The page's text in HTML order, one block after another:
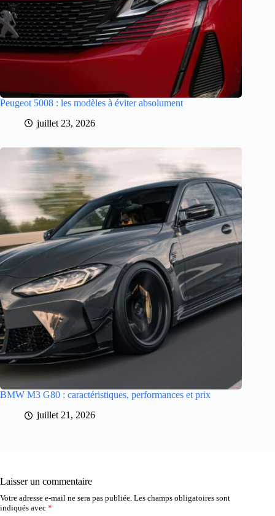
Peugeot 5008 : les modèles à éviter absolument
juillet 23, 2026
BMW M3 G80 : caractéristiques, performances et prix
juillet 21, 2026
Laisser un commentaire
Votre adresse e-mail ne sera pas publiée. Les champs obligatoires sont
indiqués avec *